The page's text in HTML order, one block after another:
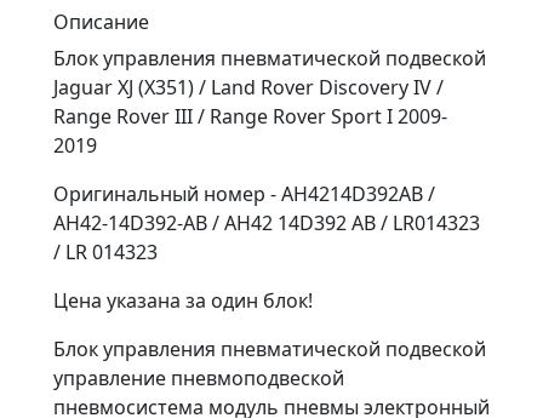
Описание
Блок управления пневматической подвеской
Jaguar XJ (X351) / Land Rover Discovery IV /
Range Rover III / Range Rover Sport I 2009-
2019
Оригинальный номер - AH4214D392AB /
AH42-14D392-AB / AH42 14D392 AB / LR014323
/ LR 014323
Цена указана за один блок!
Блок управления пневматической подвеской
управление пневмоподвеской
пневмосистема модуль пневмы электронный